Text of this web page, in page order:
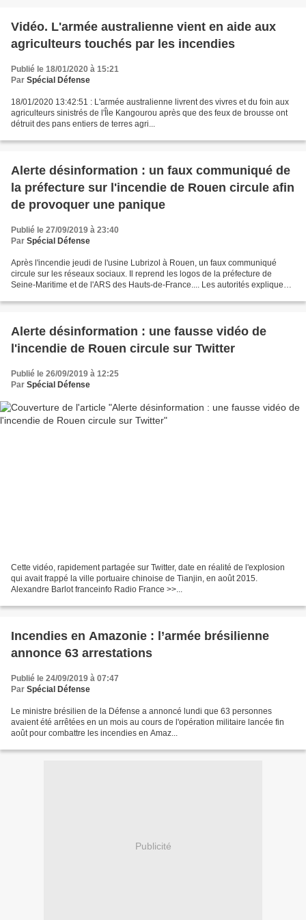
Vidéo. L'armée australienne vient en aide aux
agriculteurs touchés par les incendies
Publié le 18/01/2020 à 15:21
Par Spécial Défense
18/01/2020 13:42:51 : L'armée australienne livrent des vivres et du foin aux
agriculteurs sinistrés de l'Île Kangourou après que des feux de brousse ont
détruit des pans entiers de terres agri...
Alerte désinformation : un faux communiqué de
la préfecture sur l'incendie de Rouen circule afin
de provoquer une panique
Publié le 27/09/2019 à 23:40
Par Spécial Défense
Après l'incendie jeudi de l'usine Lubrizol à Rouen, un faux communiqué
circule sur les réseaux sociaux. Il reprend les logos de la préfecture de
Seine-Maritime et de l'ARS des Hauts-de-France.... Les autorités expliquent
Alerte désinformation : une fausse vidéo de
l'incendie de Rouen circule sur Twitter
Publié le 26/09/2019 à 12:25
Par Spécial Défense
Cette vidéo, rapidement partagée sur Twitter, date en réalité de l'explosion
qui avait frappé la ville portuaire chinoise de Tianjin, en août 2015.
Alexandre Barlot franceinfo Radio France >>...
Incendies en Amazonie : l’armée brésilienne
annonce 63 arrestations
Publié le 24/09/2019 à 07:47
Par Spécial Défense
Le ministre brésilien de la Défense a annoncé lundi que 63 personnes
avaient été arrêtées en un mois au cours de l'opération militaire lancée fin
août pour combattre les incendies en Amaz...
Publicité